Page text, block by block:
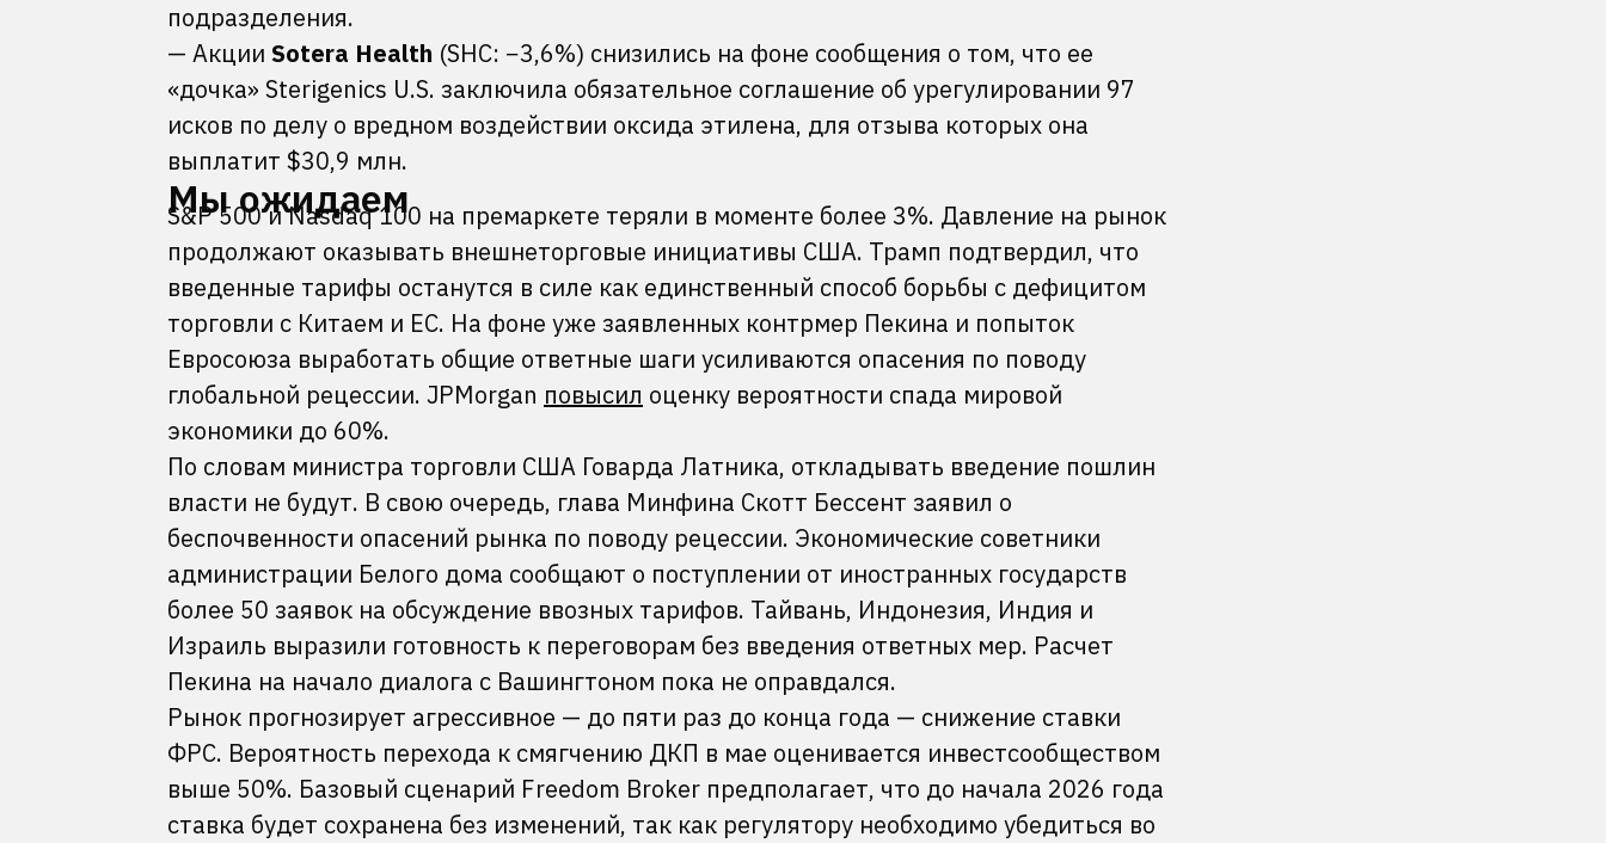
подразделения.
— Акции Sotera Health (SHC: −3,6%) снизились на фоне сообщения о том, что ее
«дочка» Sterigenics U.S. заключила обязательное соглашение об урегулировании 97
исков по делу о вредном воздействии оксида этилена, для отзыва которых она
выплатит $30,9 млн.
Мы ожидаем
S&P 500 и Nasdaq 100 на премаркете теряли в моменте более 3%. Давление на рынок
продолжают оказывать внешнеторговые инициативы США. Трамп подтвердил, что
введенные тарифы останутся в силе как единственный способ борьбы с дефицитом
торговли с Китаем и ЕС. На фоне уже заявленных контрмер Пекина и попыток
Евросоюза выработать общие ответные шаги усиливаются опасения по поводу
глобальной рецессии. JPMorgan повысил оценку вероятности спада мировой
экономики до 60%.
По словам министра торговли США Говарда Латника, откладывать введение пошлин
власти не будут. В свою очередь, глава Минфина Скотт Бессент заявил о
беспочвенности опасений рынка по поводу рецессии. Экономические советники
администрации Белого дома сообщают о поступлении от иностранных государств
более 50 заявок на обсуждение ввозных тарифов. Тайвань, Индонезия, Индия и
Израиль выразили готовность к переговорам без введения ответных мер. Расчет
Пекина на начало диалога с Вашингтоном пока не оправдался.
Рынок прогнозирует агрессивное — до пяти раз до конца года — снижение ставки
ФРС. Вероятность перехода к смягчению ДКП в мае оценивается инвестсообществом
выше 50%. Базовый сценарий Freedom Broker предполагает, что до начала 2026 года
ставка будет сохранена без изменений, так как регулятору необходимо убедиться во